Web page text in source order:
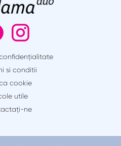
si conditii
cookie
utile
ne